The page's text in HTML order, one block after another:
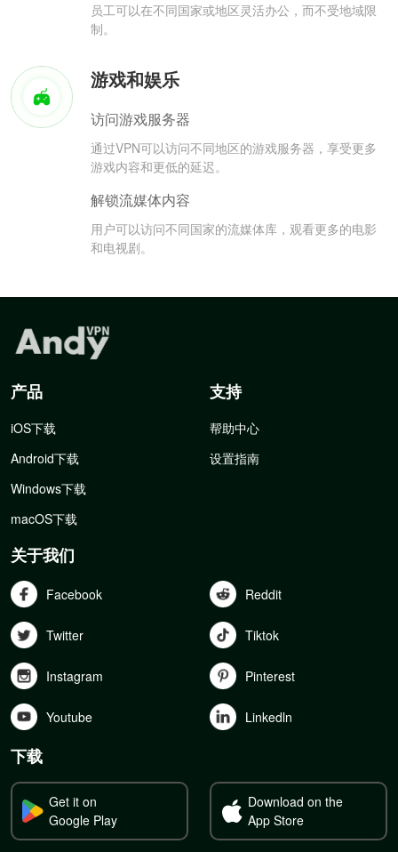
员工可以在不同国家或地区灵活办公，而不受地域限
制。
游戏和娱乐
访问游戏服务器
通过VPN可以访问不同地区的游戏服务器，享受更多
游戏内容和更低的延迟。
解锁流媒体内容
用户可以访问不同国家的流媒体库，观看更多的电影
和电视剧。
产品
iOS下载
Android下载
Windows下载
macOS下载
支持
帮助中心
设置指南
关于我们
Facebook Reddit
Twitter Tiktok
Instagram Pinterest
Youtube Linkedln
下载
Get it on
Google Play
Download on the
App Store